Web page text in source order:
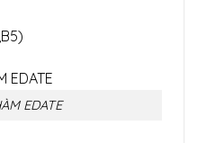
EDATE